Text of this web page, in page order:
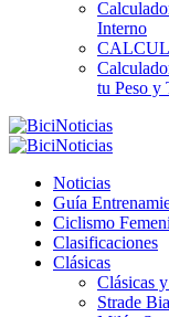
Interno
tu Peso y
Noticias
Guía
Ciclismo
Clasificaciones
Clásicas
Clásicas
Strade